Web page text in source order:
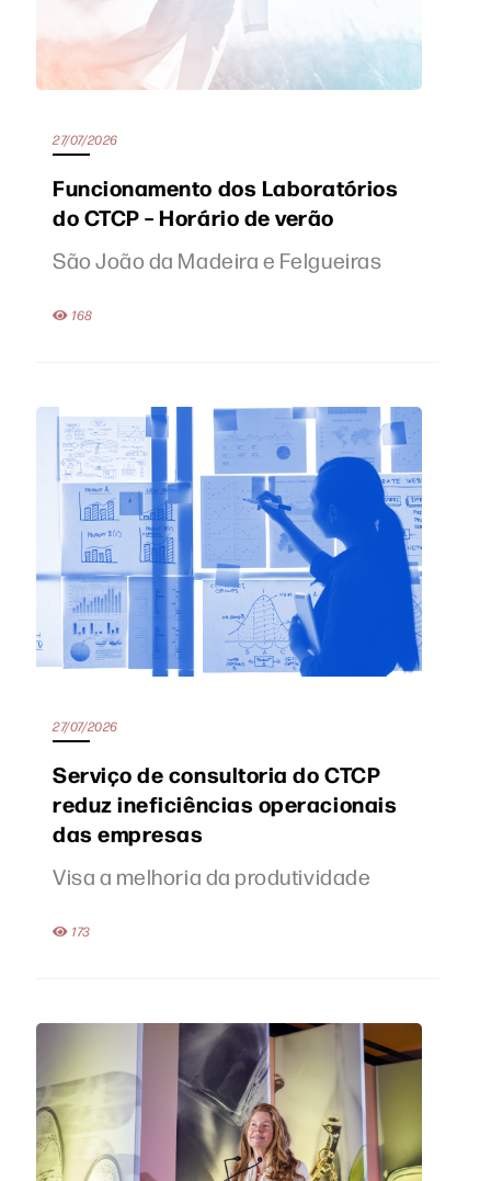
27/07/2026
Funcionamento dos Laboratórios
do CTCP – Horário de verão
São João da Madeira e Felgueiras
168
27/07/2026
Serviço de consultoria do CTCP
reduz ineficiências operacionais
das empresas
Visa a melhoria da produtividade
173